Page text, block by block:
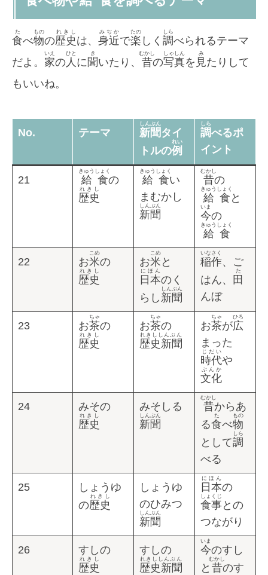
食
た
べ物
もの
の歴史
れきし
は、 身近
みぢか
で楽
たの
しく 調
しら
べられるテーマ
だよ。 家
いえ
の人
ひと
に聞
き
いたり、 昔
むかし
の写真
しゃしん
を 見
み
たりして
もいいね。
No. テーマ 新聞
しんぶん
タイ
トルの例
れい
調
しら
べるポ
イント
21 給食
きゅうしょく
の
歴史
れきし
給食
きゅうしょく
い
まむかし
新聞
しんぶん
昔
むかし
の
給食
きゅうしょく
と
今
いま
の
給食
きゅうしょく
22 お米
こめ
の
歴史
れきし
お米
こめ
と
日本
にほん
のく
らし 新聞
しんぶん
稲作
いなさく
、ご
はん、
田
た
んぼ
23 お茶
ちゃ
の
歴史
れきし
お茶
ちゃ
の
歴史新聞
れきししんぶん
お茶
ちゃ
が広
ひろ
まった
時代
じだい
や
文化
ぶんか
24
みその
歴史
れきし
みそしる
新聞
しんぶん
昔
むかし
からあ
る食
た
べ物
もの
として調
しら
べる
25
しょうゆ
の歴史
れきし
しょうゆ
のひみつ
新聞
しんぶん
日本
にほん
の
食事
しょくじ
との
つながり
26
すしの
歴史
れきし
すしの
歴史新聞
れきししんぶん
今
いま
のすし
と 昔
むかし
のす